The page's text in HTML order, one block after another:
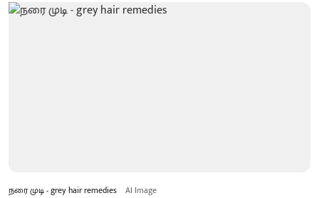
நரை முடி - grey hair remedies AI Image